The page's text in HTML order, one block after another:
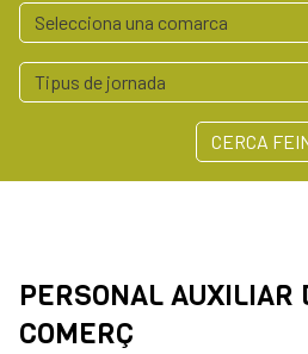
CERCA
PERSONAL AUXILIAR
COMERÇ
Serveis
Polígons Baix
Arrelem - Xarxa
Contacte